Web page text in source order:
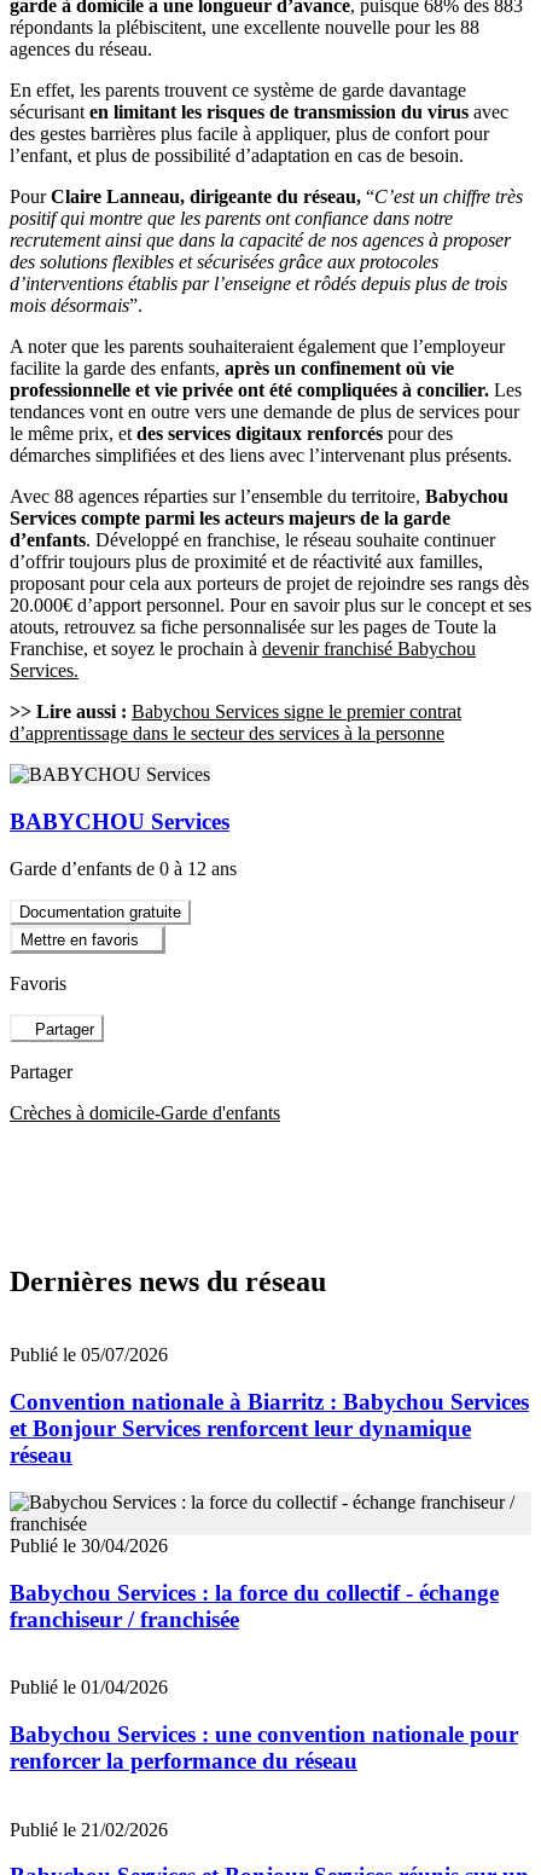
garde à domicile a une longueur d’avance, puisque 68% des 883
répondants la plébiscitent, une excellente nouvelle pour les 88
agences du réseau.
En effet, les parents trouvent ce système de garde davantage
sécurisanten limitant les risques de transmission du virus avec
des gestes barrières plus facile à appliquer, plus de confort pour
l’enfant, et plus de possibilité d’adaptation en cas de besoin.
PourClaire Lanneau, dirigeante du réseau, “C’est un chiffre très
positif qui montre que les parents ont confiance dans notre
recrutement ainsi que dans la capacité de nos agences à proposer
des solutions flexibles et sécurisées grâce aux protocoles
d’interventions établis par l’enseigne et rôdés depuis plus de trois
mois désormais”.
A noter que les parents souhaiteraient également que l’employeur
facilite la garde des enfants, après un confinement où vie
professionnelle et vie privée ont été compliquées à concilier. Les
tendances vont en outre vers une demande de plus de services pour
le même prix, etdes services digitaux renforcés pour des
démarches simplifiées et des liens avec l’intervenant plus présents.
Avec 88 agences réparties sur l’ensemble du territoire, Babychou
Services compte parmi les acteurs majeurs de la garde
d’enfants. Développé en franchise, le réseau souhaite continuer
d’offrir toujours plus de proximité et de réactivité aux familles,
proposant pour cela aux porteurs de projet de rejoindre ses rangs dès
20.000€ d’apport personnel. Pour en savoir plus sur le concept et ses
atouts, retrouvez sa fiche personnalisée sur les pages de Toute la
Franchise, et soyez le prochain à devenir franchisé Babychou
Services.
>> Lire aussi : Babychou Services signe le premier contrat
d’apprentissage dans le secteur des services à la personne
BABYCHOU Services
Garde d’enfants de 0 à 12 ans
Documentation gratuite
Mettre en favoris
Favoris
Partager
Partager
Crèches à domicile-Garde d'enfants
Dernières news du réseau
Publié le 05/07/2026
Convention nationale à Biarritz : Babychou Services
et Bonjour Services renforcent leur dynamique
réseau
Publié le 30/04/2026
Babychou Services : la force du collectif - échange
franchiseur / franchisée
Publié le 01/04/2026
Babychou Services : une convention nationale pour
renforcer la performance du réseau
Publié le 21/02/2026